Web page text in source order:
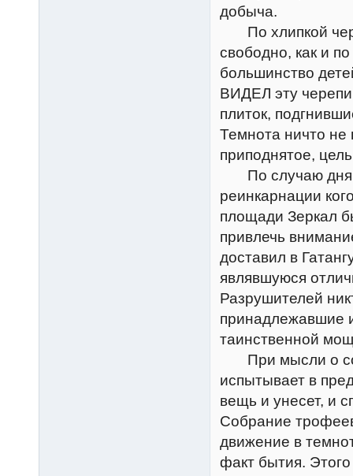
добыча.
По хлипкой
свободно, как и
большинство
ВИДЕЛ эту
плиток,
Темнота ничто не
приподнятое,
По случаю дня
реинкарнации
площади Зеркал
привлечь
доставил в
являвшуюся
Разрушителей
принадлежавшие
таинственной
При мысли о
испытывает в
вещь и унесет, и
Собрание
движение в
факт бытия.